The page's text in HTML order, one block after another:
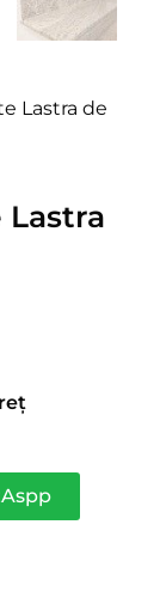
Lastra de